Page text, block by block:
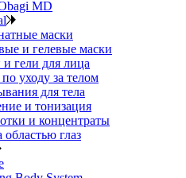
MD
маски
и гелевые маски
гели для лица
уходу за телом
для тела
и тонизация
и концентраты
областью глаз